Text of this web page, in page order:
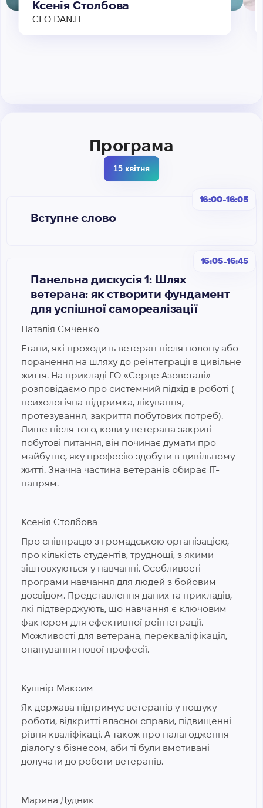
Ксенія Столбова
CEO DAN.IT
Програма
15 квітня
16:00-16:05
Вступне слово
16:05-16:45
Панельна дискусія 1: Шлях
ветерана: як створити фундамент
для успішної самореалізації
Наталія Ємченко
Етапи, які проходить ветеран після полону або
поранення на шляху до реінтеграції в цивільне
життя. На прикладі ГО «Серце Азовсталі»
розповідаємо про системний підхід в роботі (
психологічна підтримка, лікування,
протезування, закриття побутових потреб).
Лише після того, коли у ветерана закриті
побутові питання, він починає думати про
майбутнє, яку професію здобути в цивільному
житті. Значна частина ветеранів обирає IT-
напрям.
Ксенія Столбова
Про співпрацю з громадською організацією,
про кількість студентів, труднощі, з якими
зіштовхуються у навчанні. Особливості
програми навчання для людей з бойовим
досвідом. Представлення даних та прикладів,
які підтверджують, що навчання є ключовим
фактором для ефективної реінтеграції.
Можливості для ветерана, перекваліфікація,
опанування нової професії.
Кушнір Максим
Як держава підтримує ветеранів у пошуку
роботи, відкритті власної справи, підвищенні
рівня кваліфікаці. А також про налагодження
діалогу з бізнесом, аби ті були вмотивані
долучати до роботи ветеранів.
Марина Дудник